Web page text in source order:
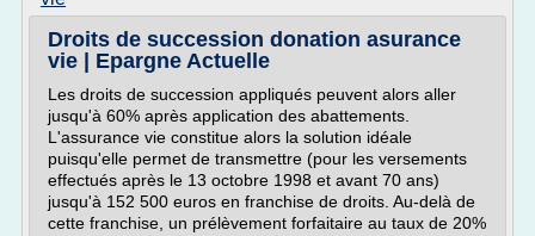
Droits de succession donation asurance
vie | Epargne Actuelle
Les droits de succession appliqués peuvent alors aller
jusqu'à 60% après application des abattements.
L'assurance vie constitue alors la solution idéale
puisqu'elle permet de transmettre (pour les versements
effectués après le 13 octobre 1998 et avant 70 ans)
jusqu'à 152 500 euros en franchise de droits. Au-delà de
cette franchise, un prélèvement forfaitaire au taux de 20%